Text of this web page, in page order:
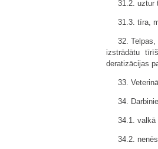
31.2. uztur
31.3. tīra,
32.
izstrādātu
deratizācijas
33.
34.
34.1. valkā
34.2.